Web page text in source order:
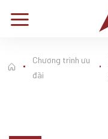
đến
Chương trình ưu
đãi